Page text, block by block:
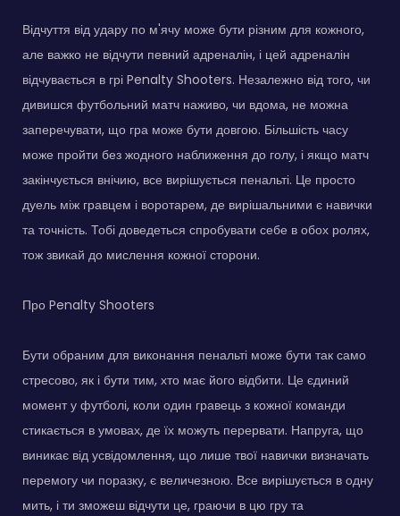
Відчуття від удару по м'ячу може бути різним для кожного,
але важко не відчути певний адреналін, і цей адреналін
відчувається в грі Penalty Shooters. Незалежно від того, чи
дивишся футбольний матч наживо, чи вдома, не можна
заперечувати, що гра може бути довгою. Більшість часу
може пройти без жодного наближення до голу, і якщо матч
закінчується внічию, все вирішується пенальті. Це просто
дуель між гравцем і воротарем, де вирішальними є навички
та точність. Тобі доведеться спробувати себе в обох ролях,
тож звикай до мислення кожної сторони.
Про Penalty Shooters
Бути обраним для виконання пенальті може бути так само
стресово, як і бути тим, хто має його відбити. Це єдиний
момент у футболі, коли один гравець з кожної команди
стикається в умовах, де їх можуть перервати. Напруга, що
виникає від усвідомлення, що лише твої навички визначать
перемогу чи поразку, є величезною. Все вирішується в одну
мить, і ти зможеш відчути це, граючи в цю гру та